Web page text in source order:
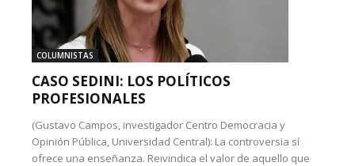
COLUMNISTAS
CASO SEDINI: LOS POLÍTICOS
PROFESIONALES
(Gustavo Campos, investigador Centro Democracia y
Opinión Pública, Universidad Central): La controversia sí
ofrece una enseñanza. Reivindica el valor de aquello que